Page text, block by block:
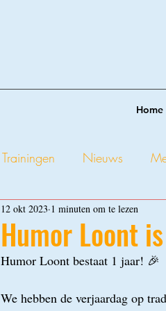
Home
Trainingen Nieuws
Humor Loont
12 okt 2023 1 minuten om te lezen
Humor Loont bestaat 1 jaar! 🎉
We hebben de verjaardag op